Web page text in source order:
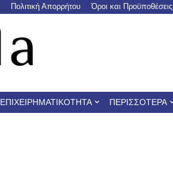
Πολιτική Απορρήτου Όροι και Προϋποθέσεις
ΕΠΙΧΕΙΡΗΜΑΤΙΚΌΤΗΤΑ ΠΕΡΙΣΣΌΤΕΡΑ